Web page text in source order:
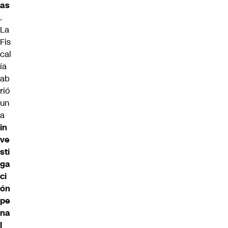
as
.
La
Fis
cal
ía
ab
rió
un
a
in
ve
sti
ga
ci
ón
pe
na
l